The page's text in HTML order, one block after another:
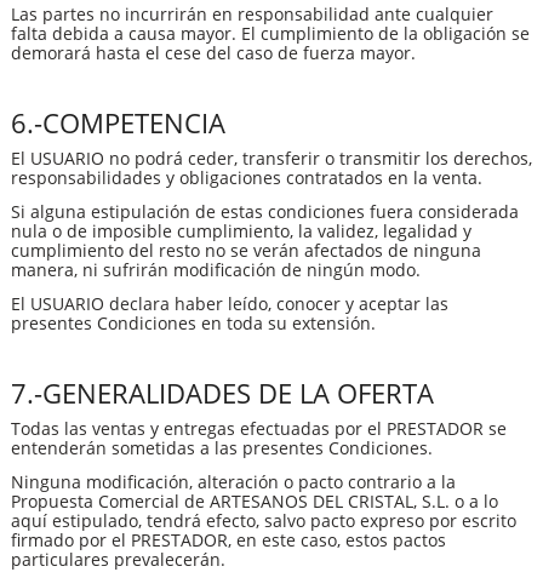
Las partes no incurrirán en responsabilidad ante cualquier
falta debida a causa mayor. El cumplimiento de la obligación se
demorará hasta el cese del caso de fuerza mayor.
6.-COMPETENCIA
El USUARIO no podrá ceder, transferir o transmitir los derechos,
responsabilidades y obligaciones contratados en la venta.
Si alguna estipulación de estas condiciones fuera considerada
nula o de imposible cumplimiento, la validez, legalidad y
cumplimiento del resto no se verán afectados de ninguna
manera, ni sufrirán modificación de ningún modo.
El USUARIO declara haber leído, conocer y aceptar las
presentes Condiciones en toda su extensión.
7.-GENERALIDADES DE LA OFERTA
Todas las ventas y entregas efectuadas por el PRESTADOR se
entenderán sometidas a las presentes Condiciones.
Ninguna modificación, alteración o pacto contrario a la
Propuesta Comercial de ARTESANOS DEL CRISTAL, S.L. o a lo
aquí estipulado, tendrá efecto, salvo pacto expreso por escrito
firmado por el PRESTADOR, en este caso, estos pactos
particulares prevalecerán.